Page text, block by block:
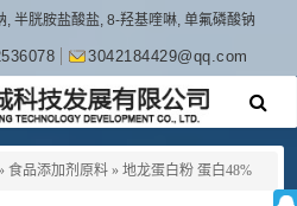
半胱胺盐酸盐, 8-羟基喹啉, 单氟磷酸钠
3042184429@qq.com
食品添加剂原料 » 地龙蛋白粉 蛋白48%